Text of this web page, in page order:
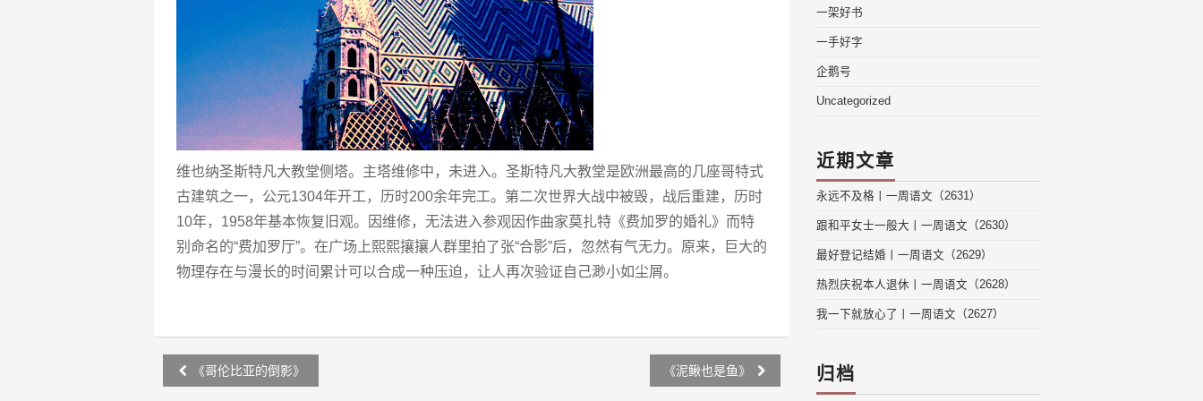
维也纳圣斯特凡大教堂侧塔。主塔维修中，未进入。圣斯特凡大教堂是欧洲最高的几座哥特式
古建筑之一，公元1304年开工，历时200余年完工。第二次世界大战中被毁，战后重建，历时
10年，1958年基本恢复旧观。因维修，无法进入参观因作曲家莫扎特《费加罗的婚礼》而特
别命名的“费加罗厅”。在广场上熙熙攘攘人群里拍了张“合影”后，忽然有气无力。原来，巨大的
物理存在与漫长的时间累计可以合成一种压迫，让人再次验证自己渺小如尘屑。
Post
navigation
《哥伦比亚的倒影》 《泥鳅也是鱼》
一架好书
一手好字
企鹅号
Uncategorized
近期文章
永远不及格丨一周语文（2631）
跟和平女士一般大丨一周语文（2630）
最好登记结婚丨一周语文（2629）
热烈庆祝本人退休丨一周语文（2628）
我一下就放心了丨一周语文（2627）
归档